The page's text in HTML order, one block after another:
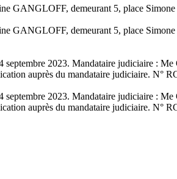
GANGLOFF, demeurant 5, place
GANGLOFF, demeurant 5, place
septembre 2023. Mandataire judiciaire :
auprès du mandataire judiciaire. N°
septembre 2023. Mandataire judiciaire :
auprès du mandataire judiciaire. N°